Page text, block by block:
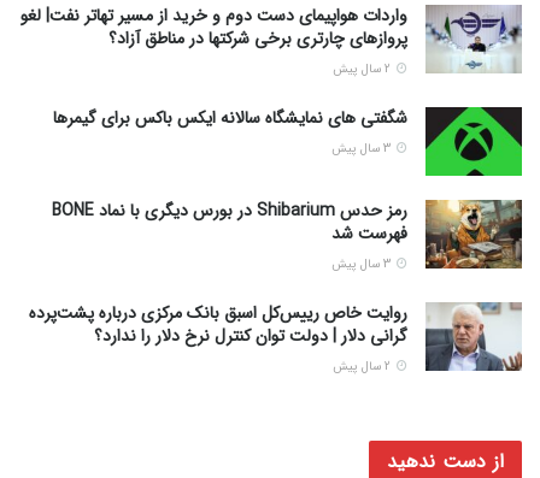
واردات هواپیمای دست دوم و خرید از مسیر تهاتر نفت| لغو
پروازهای چارتری برخی شرکتها در مناطق آزاد؟
شگفتی های نمایشگاه سالانه ایکس باکس برای گیمرها
رمز حدس Shibarium در بورس دیگری با نماد BONE
فهرست شد
روایت خاص رییس‌کل اسبق بانک مرکزی درباره پشت‌پرده
گرانی دلار | دولت توان کنترل نرخ دلار را ندارد؟
از دست ندهید